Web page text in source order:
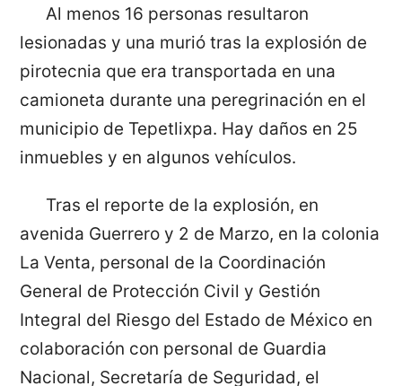
Al menos 16 personas resultaron
lesionadas y una murió tras la explosión de
pirotecnia que era transportada en una
camioneta durante una peregrinación en el
municipio de Tepetlixpa. Hay daños en 25
inmuebles y en algunos vehículos.
Tras el reporte de la explosión, en
avenida Guerrero y 2 de Marzo, en la colonia
La Venta, personal de la Coordinación
General de Protección Civil y Gestión
Integral del Riesgo del Estado de México en
colaboración con personal de Guardia
Nacional, Secretaría de Seguridad, el